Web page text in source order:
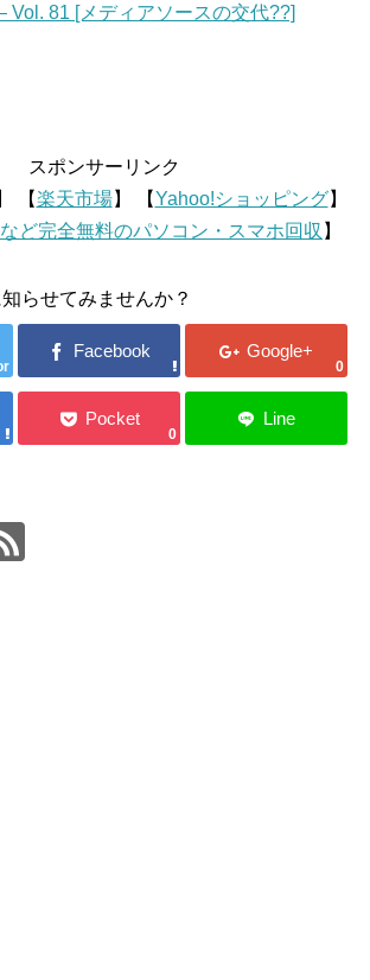
81 [メディアソースの交代??]
スポンサーリンク
【楽天市場】 【Yahoo!ショッピング】
ど完全無料のパソコン・スマホ回収 】
らせてみませんか？
0
0